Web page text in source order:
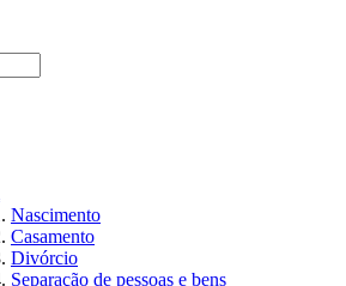
Nascimento
Casamento
Divórcio
Separação de pessoas e bens